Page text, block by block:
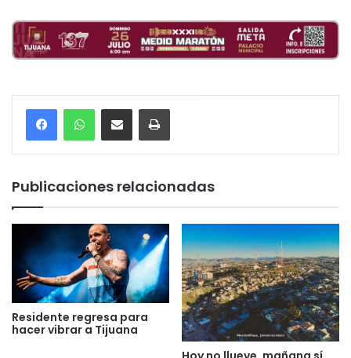
Compartir por correo electrónicoImprimir
Publicaciones relacionadas
Residente regresa para
hacer vibrar a Tijuana